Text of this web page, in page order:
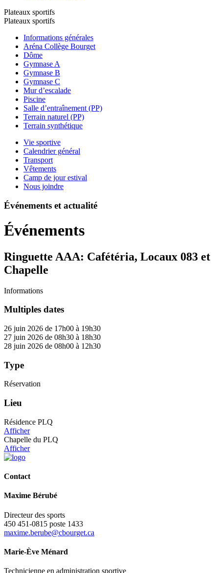
Plateaux sportifs
Plateaux sportifs
Informations générales
Aréna Collège Bourget
Dôme
Gymnase A
Gymnase B
Gymnase C
Mur d’escalade
Piscine
Salle d’entraînement (PP)
Terrain naturel (PP)
Terrain synthétique
Vie sportive
Calendrier général
Transport
Vêtements
Camp de jour estival
Nous joindre
Événements et actualité
Événements
Ringuette AAA: Cafétéria, Locaux 083 et
Chapelle
Informations
Multiples dates
26 juin 2026 de 17h00 à 19h30
27 juin 2026 de 08h30 à 18h30
28 juin 2026 de 08h00 à 12h30
Type
Réservation
Lieu
Résidence PLQ
Afficher
Chapelle du PLQ
Afficher
Contact
Maxime Bérubé
Directeur des sports
450 451-0815 poste 1433
maxime.berube@cbourget.ca
Marie-Ève Ménard
Technicienne en administration sportive